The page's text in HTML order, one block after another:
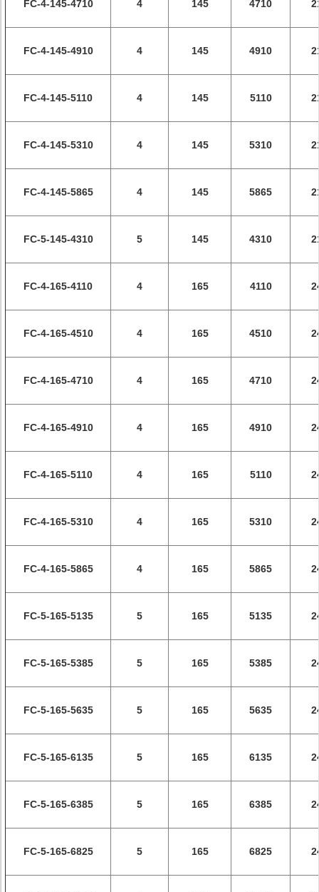
FC-4-145-4710 4 145 4710
FC-4-145-4910 4 145 4910
FC-4-145-5110 4 145 5110
FC-4-145-5310 4 145 5310
FC-4-145-5865 4 145 5865
FC-5-145-4310 5 145 4310
FC-4-165-4110 4 165 4110
FC-4-165-4510 4 165 4510
FC-4-165-4710 4 165 4710
FC-4-165-4910 4 165 4910
FC-4-165-5110 4 165 5110
FC-4-165-5310 4 165 5310
FC-4-165-5865 4 165 5865
FC-5-165-5135 5 165 5135
FC-5-165-5385 5 165 5385
FC-5-165-5635 5 165 5635
FC-5-165-6135 5 165 6135
FC-5-165-6385 5 165 6385
FC-5-165-6825 5 165 6825